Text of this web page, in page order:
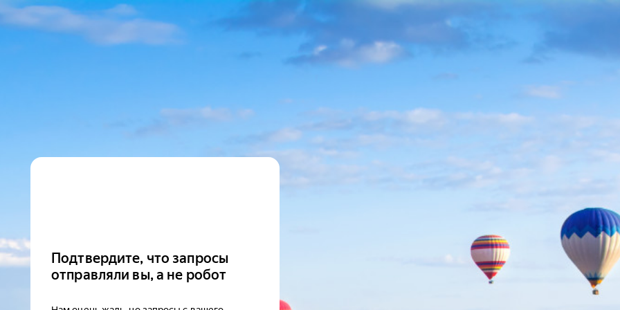
Подтвердите, что запросы
отправляли вы, а не робот